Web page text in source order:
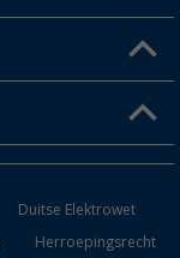
Duitse Elektrowet
Herroepingsrecht